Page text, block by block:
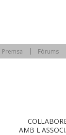
Premsa Fòrums
AMB